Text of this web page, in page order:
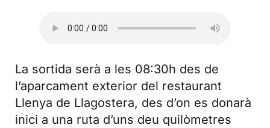
La sortida serà a les 08:30h des de
l’aparcament exterior del restaurant
Llenya de Llagostera, des d’on es donarà
inici a una ruta d’uns deu quilòmetres